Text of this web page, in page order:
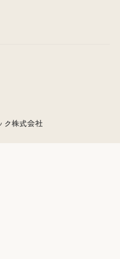
ク株式会社